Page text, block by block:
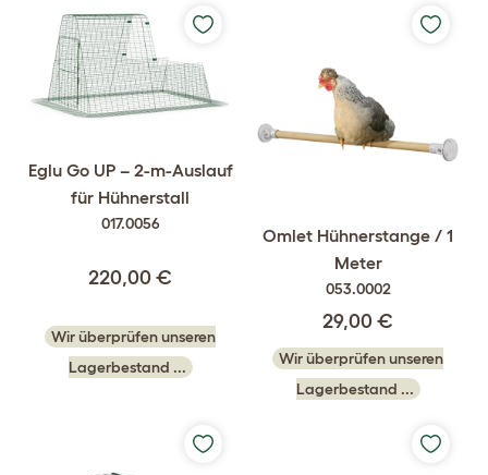
Eglu Go UP – 2-m-Auslauf
für Hühnerstall
017.0056
220,00 €
Wir überprüfen unseren
Lagerbestand ...
Omlet Hühnerstange / 1
Meter
053.0002
29,00 €
Wir überprüfen unseren
Lagerbestand ...